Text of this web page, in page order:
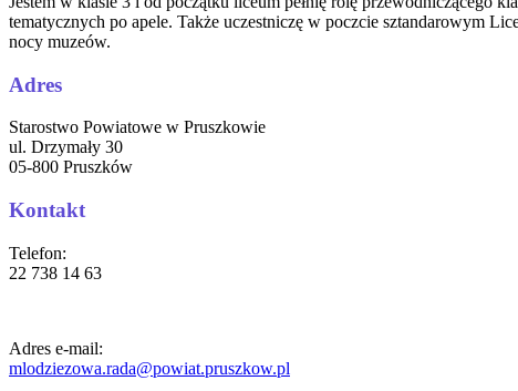
tematycznych po apele. Także uczestniczę w poczcie sztandarowym
nocy muzeów.
Adres
Starostwo Powiatowe w Pruszkowie
ul. Drzymały 30
05-800 Pruszków
Kontakt
Telefon:
22 738 14 63
Adres e-mail:
mlodziezowa.rada@powiat.pruszkow.pl